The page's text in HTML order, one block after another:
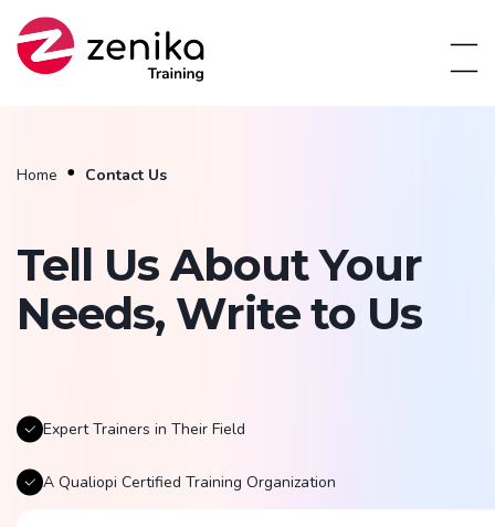
Home Contact Us
Tell Us About Your
Needs, Write to Us
Expert Trainers in Their Field
A Qualiopi Certified Training Organization